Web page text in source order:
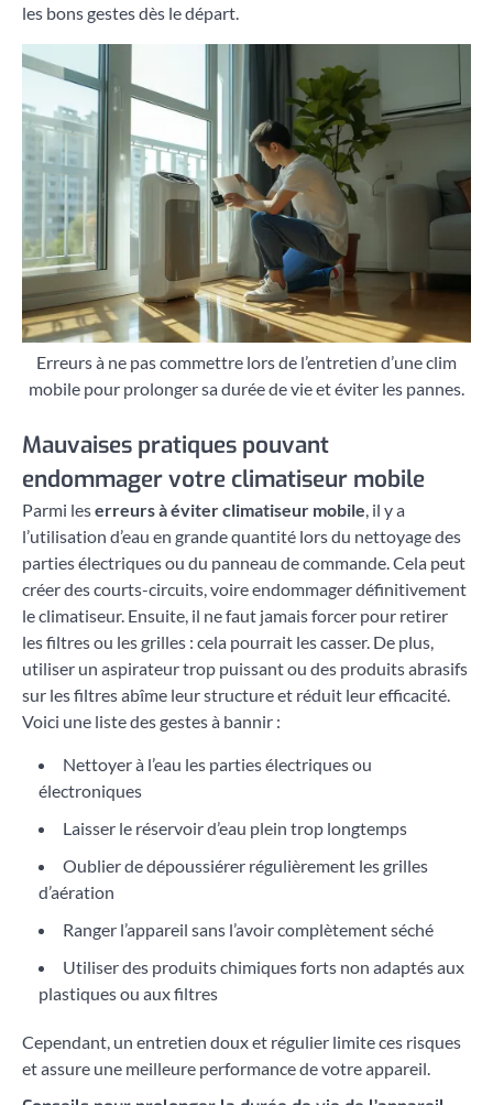
les bons gestes dès le départ.
Erreurs à ne pas commettre lors de l’entretien d’une clim
mobile pour prolonger sa durée de vie et éviter les pannes.
Mauvaises pratiques pouvant
endommager votre climatiseur mobile
Parmi leserreurs à éviter climatiseur mobile, il y a
l’utilisation d’eau en grande quantité lors du nettoyage des
parties électriques ou du panneau de commande. Cela peut
créer des courts-circuits, voire endommager définitivement
le climatiseur. Ensuite, il ne faut jamais forcer pour retirer
les filtres ou les grilles : cela pourrait les casser. De plus,
utiliser un aspirateur trop puissant ou des produits abrasifs
sur les filtres abîme leur structure et réduit leur efficacité.
Voici une liste des gestes à bannir :
Nettoyer à l’eau les parties électriques ou
électroniques
Laisser le réservoir d’eau plein trop longtemps
Oublier de dépoussiérer régulièrement les grilles
d’aération
Ranger l’appareil sans l’avoir complètement séché
Utiliser des produits chimiques forts non adaptés aux
plastiques ou aux filtres
Cependant, un entretien doux et régulier limite ces risques
et assure une meilleure performance de votre appareil.